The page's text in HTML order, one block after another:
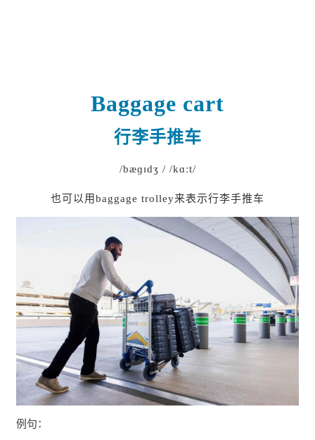
Baggage cart
行李手推车
/bæɡɪdʒ / /kɑːt/
也可以用baggage trolley来表示行李手推车
例句：